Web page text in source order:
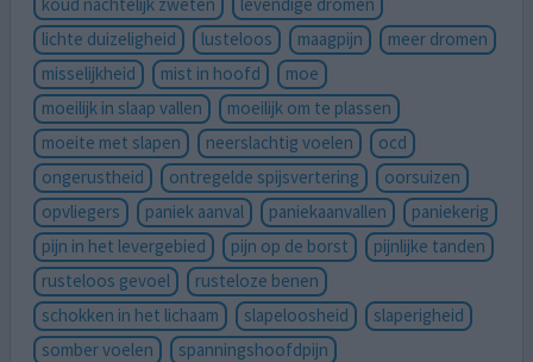
lichte duizeligheid
lusteloos maagpijn
meer dromen
misselijkheid
mist in hoofd
moe
moeilijk in slaap vallen
moeilijk om te plassen
moeite met slapen
neerslachtig voelen
ocd
ongerustheid
ontregelde spijsvertering
oorsuizen
opvliegers
paniek aanval paniekaanvallen
paniekerig
pijn in het levergebied
pijn op de borst
pijnlijke tanden
rusteloos gevoel
rusteloze benen
schokken in het lichaam
slapeloosheid
slaperigheid
somber voelen
spanningshoofdpijn